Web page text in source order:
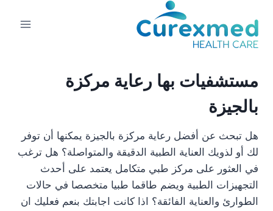
المحتوى
مستشفيات بها رعاية مركزة
بالجيزة
هل تبحث عن أفضل رعاية مركزة بالجيزة يمكنها أن توفر
لك أو لذويك العناية الطبية الدقيقة والمتواصلة؟ هل ترغب
في العثور على مركز طبي متكامل يعتمد على أحدث
التجهيزات الطبية ويضم طاقما طبيا متخصصا في حالات
الطوارئ والعناية الفائقة؟ اذا كانت اجابتك بنعم فعليك ان